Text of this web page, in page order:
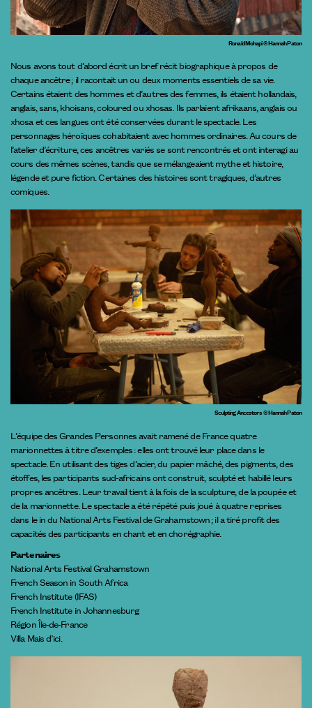
Ronald Mohapi © Hannah Paton
Nous avons tout d’abord écrit un bref récit biographique à propos de
chaque ancêtre ; il racontait un ou deux moments essentiels de sa vie.
Certains étaient des hommes et d’autres des femmes, ils étaient hollandais,
anglais, sans, khoisans, coloured ou xhosas. Ils parlaient afrikaans, anglais ou
xhosa et ces langues ont été conservées durant le spectacle. Les
personnages héroïques cohabitaient avec hommes ordinaires. Au cours de
l’atelier d’écriture, ces ancêtres variés se sont rencontrés et ont interagi au
cours des mêmes scènes, tandis que se mélangeaient mythe et histoire,
légende et pure fiction. Certaines des histoires sont tragiques, d’autres
comiques.
Sculpting Ancestors © Hannah Paton
L’équipe des Grandes Personnes avait ramené de France quatre
marionnettes à titre d’exemples : elles ont trouvé leur place dans le
spectacle. En utilisant des tiges d’acier, du papier mâché, des pigments, des
étoffes, les participants sud-africains ont construit, sculpté et habillé leurs
propres ancêtres. Leur travail tient à la fois de la sculpture, de la poupée et
de la marionnette. Le spectacle a été répété puis joué à quatre reprises
dans le in du National Arts Festival de Grahamstown ; il a tiré profit des
capacités des participants en chant et en chorégraphie.
Partenaires
National Arts Festival Grahamstown
French Season in South Africa
French Institute (IFAS)
French Institute in Johannesburg
Région Île-de-France
Villa Mais d’ici.